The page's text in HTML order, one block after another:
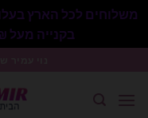
בקנייה מעל 600₪- משלוח חינם.